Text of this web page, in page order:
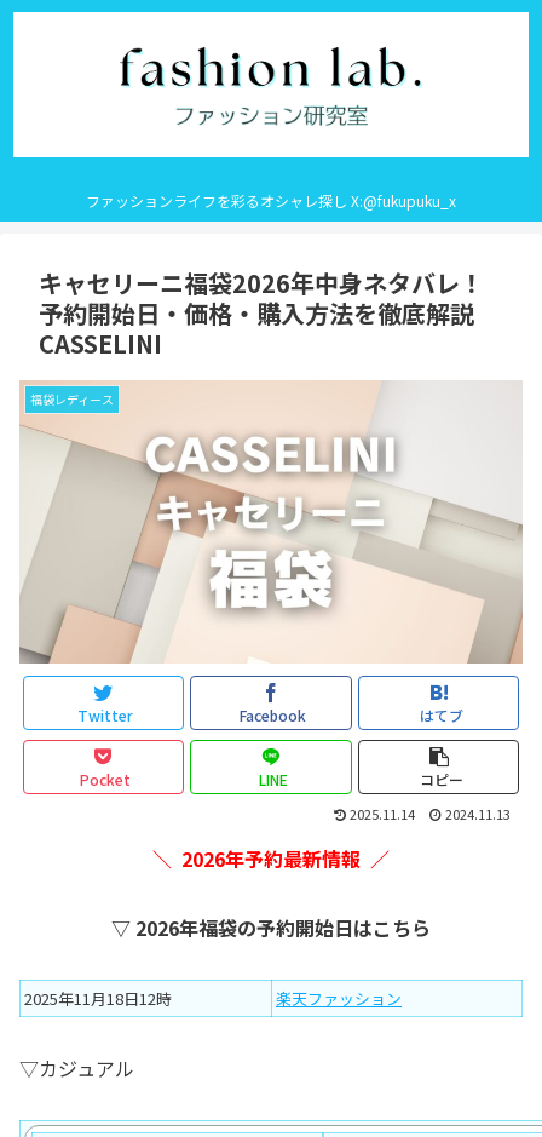
ファッションライフを彩るオシャレ探し X:@fukupuku_x
キャセリーニ福袋2026年中身ネタバレ！
予約開始日・価格・購入方法を徹底解説
CASSELINI
福袋レディース
Twitter Facebook はてブ
Pocket LINE コピー
2025.11.14 2024.11.13
＼ 2026年予約最新情報 ／
▽ 2026年福袋の予約開始日はこちら
2025年11月18日12時 楽天ファッション
▽カジュアル